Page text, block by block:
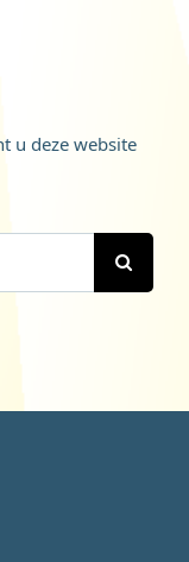
u deze website